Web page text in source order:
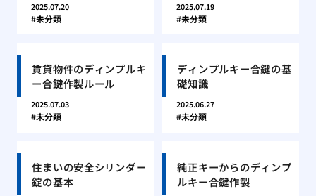
2025.07.20
未分類
2025.07.19
未分類
賃貸物件のディンプルキ
ー合鍵作製ルール
2025.07.03
未分類
ディンプルキー合鍵の基
礎知識
2025.06.27
未分類
住まいの安全シリンダー
錠の基本
純正キーからのディンプ
ルキー合鍵作製